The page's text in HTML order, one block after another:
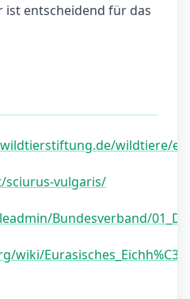
ist entscheidend für das
wildtiere/
sciurus-vulgaris/
Bundesverband/
wiki/